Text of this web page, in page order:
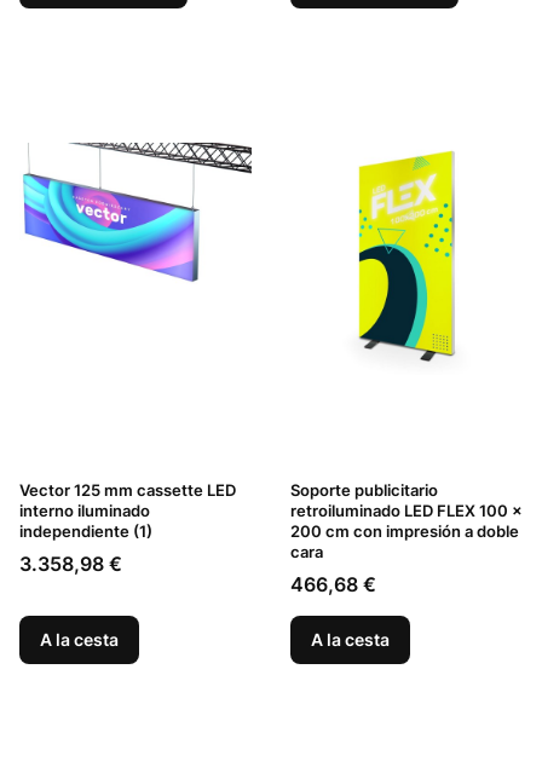
Vector 125 mm cassette LED
interno iluminado
independiente (1)
Precio
3.358,98 €
A la cesta
Soporte publicitario
retroiluminado LED FLEX 100 x
200 cm con impresión a doble
cara
Precio
466,68 €
A la cesta